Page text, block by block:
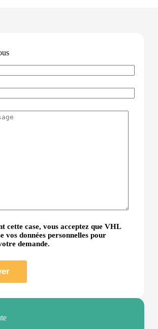
cette case, vous acceptez que VHL
vos données personnelles pour
demande.